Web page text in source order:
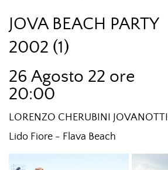
JOVA BEACH PARTY
2002 (1)
26 Agosto 22 ore
20:00
LORENZO CHERUBINI JOVANOTTI
Lido Fiore - Flava Beach